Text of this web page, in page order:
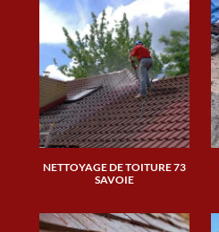
NETTOYAGE DE TOITURE 73
SAVOIE